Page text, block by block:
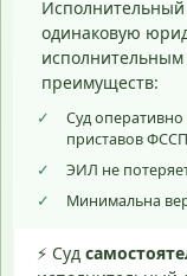
одинаковую
исполнительным
преимуществ:
✓
Суд
приставов ФССП
✓
ЭИЛ не
✓
Минимальна
⚡ Суд